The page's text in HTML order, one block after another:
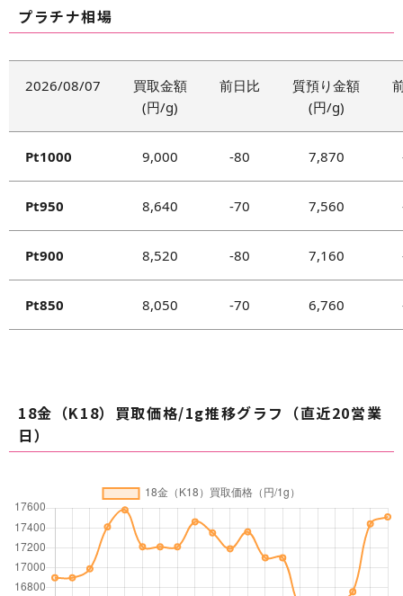
ただし、下記のいずれかに該当する場合は、
お客様の個人情報をお知らせすることができ
ません。
お客様及び第三者の権利利益を害する
おそれがある時
当社の業務運営に著しい支障をきたす
おそれがある時
他の法令に違反するおそれがある時、
など
当社は、お客様にお知らせした個人情報に誤
す。
個人情報の利用の停止
お客様からご自身の個人情報の利用中止の請求
があった場合は、請求者がご本人である事を確認
した上で、当社での利用を速やかに中止いたしま
ただし当社の運営上最低限必要な個人情報は削
プラチナ相場
2026/08/07
買取金額
(円/g)
前日比
質預り金額
(円/g)
Pt1000 9,000 -80 7,870
Pt950 8,640 -70 7,560
Pt900 8,520 -80 7,160
Pt850 8,050 -70 6,760
18金（K18）買取価格/1g推移グラフ（直近20営業
日）